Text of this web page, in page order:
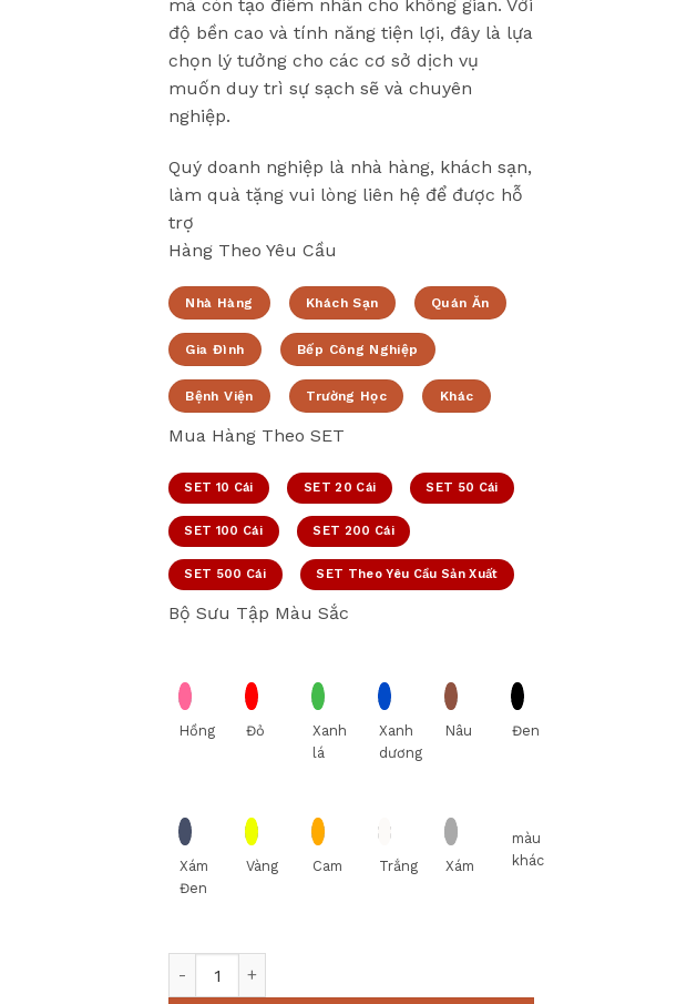
mà còn tạo điểm nhấn cho không gian. Với
độ bền cao và tính năng tiện lợi, đây là lựa
chọn lý tưởng cho các cơ sở dịch vụ
muốn duy trì sự sạch sẽ và chuyên
nghiệp.
Quý doanh nghiệp là nhà hàng, khách sạn,
làm quà tặng vui lòng liên hệ để được hỗ
trợ
Hàng Theo Yêu Cầu
Nhà Hàng Khách Sạn Quán Ăn
Gia Đình Bếp Công Nghiệp
Bệnh Viện Trường Học Khác
Mua Hàng Theo SET
SET 10 Cái SET 20 Cái SET 50 Cái
SET 100 Cái SET 200 Cái
SET 500 Cái SET Theo Yêu Cầu Sản Xuất
Bộ Sưu Tập Màu Sắc
Hồng Đỏ
Xanh
lá
Xanh
dương
Nâu Đen
Xám
Đen
Vàng Cam Trắng Xám
màu
khác